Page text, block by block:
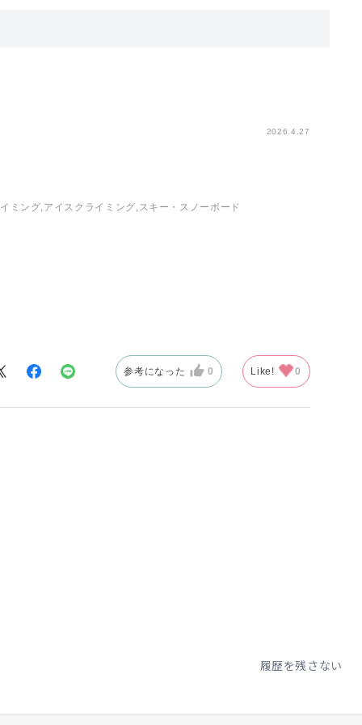
2026.4.27
ミング,アイスクライミング,スキー・スノーボード
参考になった 0 Like! 0
履歴を残さない